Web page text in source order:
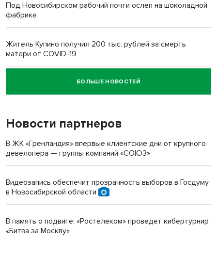
Под Новосибирском рабочий почти ослеп на шоколадной
фабрике
Житель Купино получил 200 тыс. рублей за смерть
матери от COVID-19
Новосибирский суд наказал водителя за смерть
пенсионерки на вокзале
БОЛЬШЕ НОВОСТЕЙ
Новости партнеров
В ЖК «Гренландия» впервые клиентские дни от крупного
девелопера — группы компаний «СОЮЗ»
Видеозапись обеспечит прозрачность выборов в Госдуму
в Новосибирской области
В память о подвиге: «Ростелеком» проведет кибертурнир
«Битва за Москву»